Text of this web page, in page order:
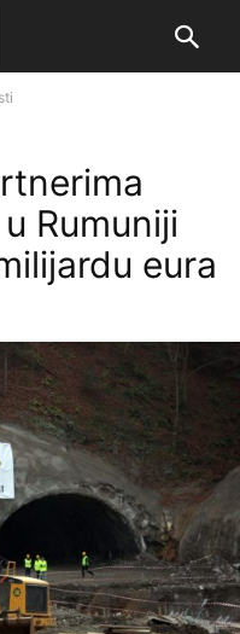
Rumuniji
eura